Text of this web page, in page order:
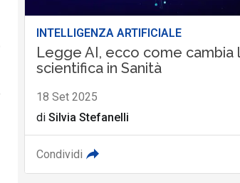
INTELLIGENZA ARTIFICIALE
Legge AI, ecco come cambia
scientifica in Sanità
18 Set 2025
di Silvia Stefanelli
Condividi